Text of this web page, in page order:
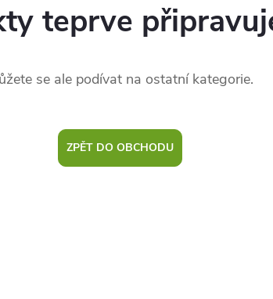
teprve
se ale podívat na ostatní kategorie.
ZPĚT DO OBCHODU